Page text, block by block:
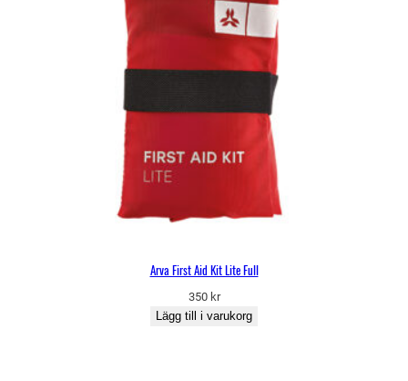
Arva First Aid Kit Lite Full
350 kr
Lägg till i varukorg